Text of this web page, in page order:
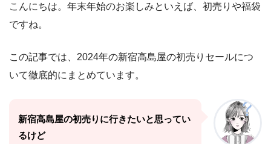
こんにちは。年末年始のお楽しみといえば、初売りや福袋
ですね。
この記事では、2024年の新宿高島屋の初売りセールにつ
いて徹底的にまとめています。
新宿高島屋の初売りに行きたいと思ってい
るけど